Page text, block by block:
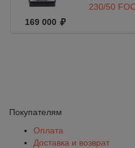
230/50
169 000
Покупателям
Оплата
Доставка и возврат